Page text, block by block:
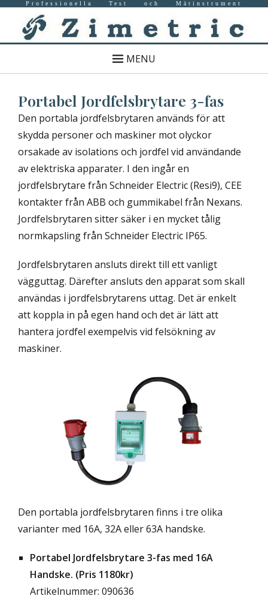
Professionella Test och Mätinstrument
MENU
Portabel Jordfelsbrytare 3-fas
Den portabla jordfelsbrytaren används för att
skydda personer och maskiner mot olyckor
orsakade av isolations och jordfel vid användande
av elektriska apparater. I den ingår en
jordfelsbrytare från Schneider Electric (Resi9), CEE
kontakter från ABB och gummikabel från Nexans.
Jordfelsbrytaren sitter säker i en mycket tålig
normkapsling från Schneider Electric IP65.
Jordfelsbrytaren ansluts direkt till ett vanligt
vägguttag. Därefter ansluts den apparat som skall
användas i jordfelsbrytarens uttag. Det är enkelt
att koppla in på egen hand och det är lätt att
hantera jordfel exempelvis vid felsökning av
maskiner.
Den portabla jordfelsbrytaren finns i tre olika
varianter med 16A, 32A eller 63A handske.
Portabel Jordfelsbrytare 3-fas med 16A
Handske. (Pris 1180kr)
Artikelnummer: 090636